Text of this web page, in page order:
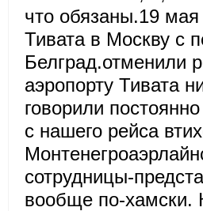
что обязаны.19
Тивата в Москву с
Белград.отменили
аэропорту Тивата
говорили
с нашего рейса
сотрудницы-
вообще по-хамски.